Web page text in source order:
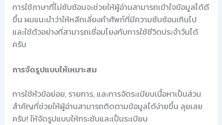
การใช้ภาษาที่ไม่ซับซ้อนจะช่วยให้ผู้อ่านสามารถเข้าใจข้อมูลได้ดี
ขึ้น ผมแนะนำว่าให้หลีกเลี่ยงคำศัพท์ที่มีความซับซ้อนเกินไป
และใช้ตัวอย่างที่สามารถเชื่อมโยงกับการใช้ชีวิตประจำวันได้
ครับ
การจัดรูปแบบให้เหมาะสม
การใช้หัวข้อย่อย, รายการ, และการจัดระเบียบเนื้อหาเป็นส่วน
สำคัญที่ช่วยให้ผู้อ่านสามารถติดตามข้อมูลได้ง่ายขึ้น ลุยเลย
ครับ! ให้จัดรูปแบบให้กระชับและเป็นระเบียบ